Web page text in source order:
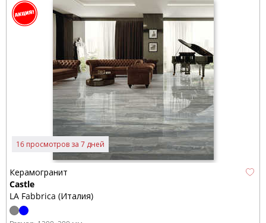
16 просмотров за 7 дней
Керамогранит
Castle
LA Fabbrica (Италия)